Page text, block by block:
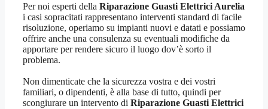
Per noi esperti della Riparazione Guasti Elettrici Aurelia
i casi sopracitati rappresentano interventi standard di facile
risoluzione, operiamo su impianti nuovi e datati e possiamo
offrire anche una consulenza su eventuali modifiche da
apportare per rendere sicuro il luogo dov’è sorto il
problema.
Non dimenticate che la sicurezza vostra e dei vostri
familiari, o dipendenti, è alla base di tutto, quindi per
scongiurare un intervento di Riparazione Guasti Elettrici